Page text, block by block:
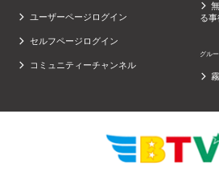
ユーザーページログイン
セルフページログイン
コミュニティーチャンネル
る
グル